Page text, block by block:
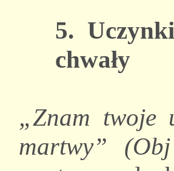
5.
chwały
„Znam twoje
martwy”